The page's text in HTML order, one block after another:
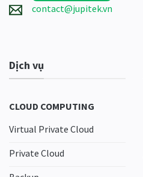
contact@jupitek.vn
Dịch vụ
CLOUD COMPUTING
Virtual Private Cloud
Private Cloud